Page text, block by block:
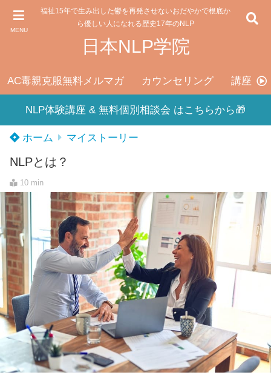
MENU
福祉15年で生み出した鬱を再発させないおだやかで根底か
ら優しい人になれる歴史17年のNLP
日本NLP学院
AC毒親克服無料メルマガ カウンセリング 講座料
NLP体験講座 & 無料個別相談会 はこちらから🎁
ホーム マイストーリー
NLPとは？
10 min